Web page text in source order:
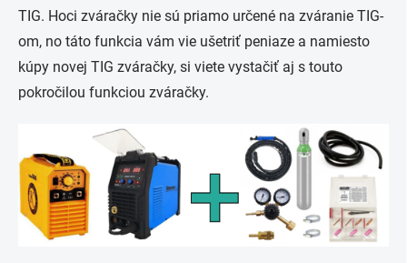
TIG. Hoci zváračky nie sú priamo určené na zváranie TIG-
om, no táto funkcia vám vie ušetriť peniaze a namiesto
kúpy novej TIG zváračky, si viete vystačiť aj s touto
pokročilou funkciou zváračky.